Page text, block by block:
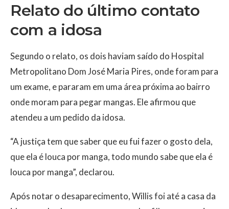
Relato do último contato
com a idosa
Segundo o relato, os dois haviam saído do Hospital
Metropolitano Dom José Maria Pires, onde foram para
um exame, e pararam em uma área próxima ao bairro
onde moram para pegar mangas. Ele afirmou que
atendeu a um pedido da idosa.
“A justiça tem que saber que eu fui fazer o gosto dela,
que ela é louca por manga, todo mundo sabe que ela é
louca por manga”, declarou.
Após notar o desaparecimento, Willis foi até a casa da